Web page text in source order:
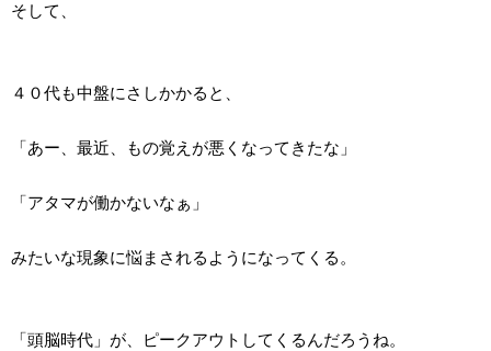
そして、
４０代も中盤にさしかかると、
「あー、最近、もの覚えが悪くなってきたな」
「アタマが働かないなぁ」
みたいな現象に悩まされるようになってくる。
「頭脳時代」が、ピークアウトしてくるんだろうね。